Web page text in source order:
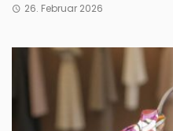
26. Februar 2026